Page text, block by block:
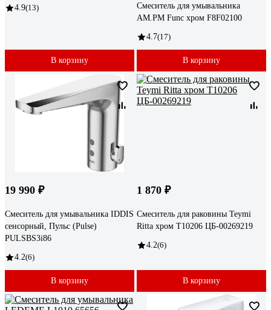
4.9(13)
В корзину
Смеситель для умывальника
AM.PM Func хром F8F02100
4.7(17)
В корзину
19 990 ₽
Смеситель для умывальника IDDIS
сенсорный, Пульс (Pulse)
PULSBS3i86
4.2(6)
В корзину
1 870 ₽
Смеситель для раковины Teymi
Ritta хром T10206 ЦБ-00269219
4.2(6)
В корзину